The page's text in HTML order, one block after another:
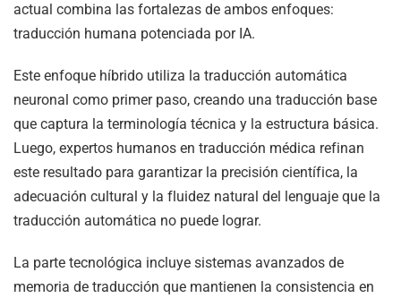
actual combina las fortalezas de ambos enfoques:
traducción humana potenciada por IA.
Este enfoque híbrido utiliza la traducción automática
neuronal como primer paso, creando una traducción base
que captura la terminología técnica y la estructura básica.
Luego, expertos humanos en traducción médica refinan
este resultado para garantizar la precisión científica, la
adecuación cultural y la fluidez natural del lenguaje que la
traducción automática no puede lograr.
La parte tecnológica incluye sistemas avanzados de
memoria de traducción que mantienen la consistencia en